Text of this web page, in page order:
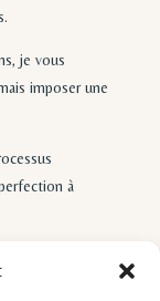
je vous
imposer une
à